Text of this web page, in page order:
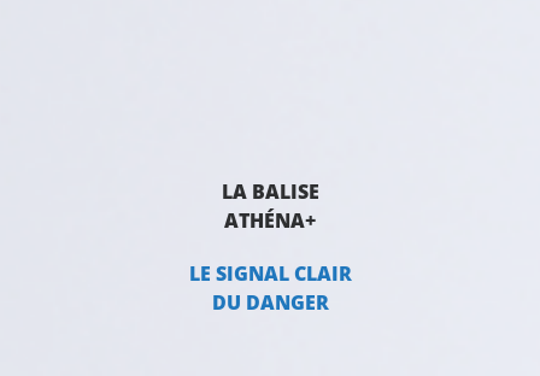
LA BALISE
ATHÉNA+
LE SIGNAL CLAIR
DU DANGER